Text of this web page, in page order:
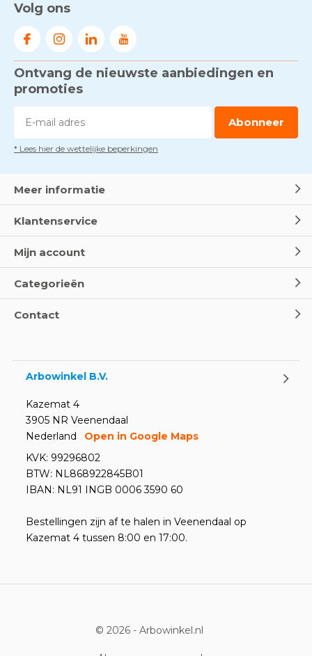
Door
Voorkom brand met
rookmelders, hittemelders en
DoorMarco van Arbowinkel.nl
Dag van de BHV - Als elke
Oogspoel flessen en
Volg ons
Ontvang de nieuwste aanbiedingen en
promoties
Abonneer
* Lees hier de wettelijke beperkingen
Meer informatie
Klantenservice
Mijn account
Categorieën
Contact
Arbowinkel B.V.
Kazemat 4
3905 NR Veenendaal
Nederland
Open in Google Maps
KVK: 99296802
BTW: NL868922845B01
IBAN: NL91 INGB 0006 3590 60
Bestellingen zijn af te halen in Veenendaal op
Kazemat 4 tussen 8:00 en 17:00.
© 2026 - Arbowinkel.nl